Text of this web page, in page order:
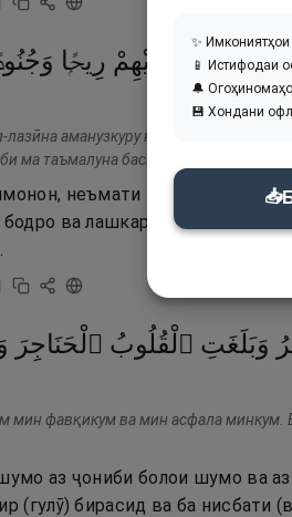
فَأَرْسَلْنَا عَلَيْهِمْ رِيحًۭا
лазӣна аманузкуру ниъматаллоҳи
ма таъмалуна басӣро.
неъмати Худоро бар хеш
бодро ва лашкарҳое, ки шумо
وَبَلَغَتِ ٱلْقُلُوبُ ٱلْحَنَاجِرَ
мин фавқикум ва мин асфала минкум.
аз ҷониби болои шумо ва
(гулӯ) бирасид ва ба нисбати
✨
📱 Истифодаи
🔔
💾 Хондани
📥